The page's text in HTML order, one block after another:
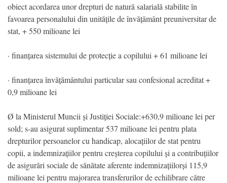
obiect acordarea unor drepturi de natură salarială stabilite în
favoarea personalului din unitățile de învățământ preuniversitar de
stat, + 550 milioane lei
· finanțarea sistemului de protecție a copilului + 61 milioane lei
· finanțarea învățământului particular sau confesional acreditat +
0,9 milioane lei
Ø la Ministerul Muncii și Justiției Sociale:+630,9 milioane lei per
sold; s-au asigurat suplimentar 537 milioane lei pentru plata
drepturilor persoanelor cu handicap, alocațiilor de stat pentru
copii, a indemnizațiilor pentru creșterea copilului și a contribuțiilor
de asigurări sociale de sănătate aferente indemnizațiilorși 115,9
milioane lei pentru majorarea transferurilor de echilibrare către